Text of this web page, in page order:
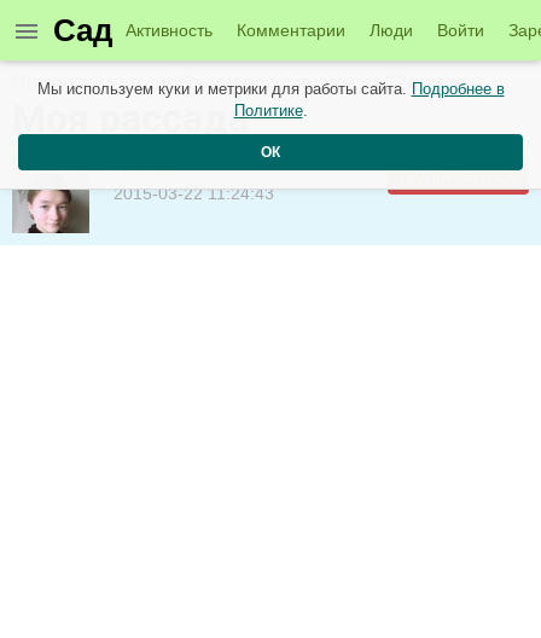
Сад Активность Комментарии Люди Войти
Новые темы в сообществе садоводов от 22 марта
Моя рассада
Алиса
2015-03-22 11:24:43
Подписаться
Мы используем куки и метрики для работы сайта. Подробнее в
Политике.
ОК